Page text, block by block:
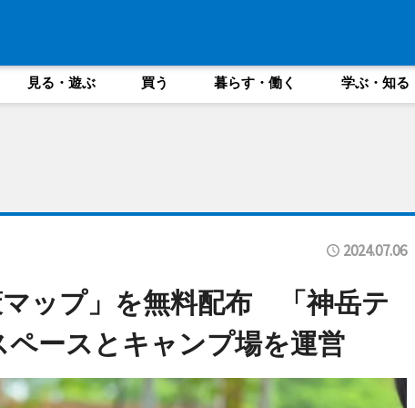
見る・遊ぶ 買う 暮らす・働く 学ぶ・知る
2024.07.06
マップ」を無料配布 「神岳テ
ースとキャンプ場を運営